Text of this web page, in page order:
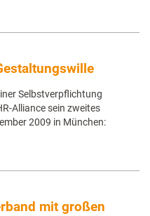
Selbstverpflichtung
Alliance sein zweites
2009 in München:
mit großen